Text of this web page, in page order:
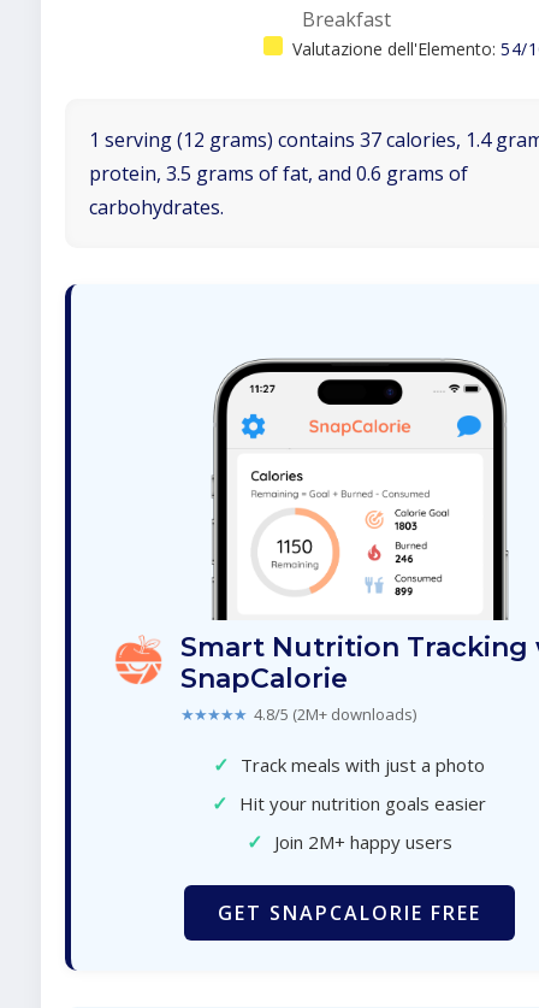
Breakfast
Valutazione dell'Elemento: 54/
1 serving (12 grams) contains 37 calories, 1.4
protein, 3.5 grams of fat, and 0.6 grams of
carbohydrates.
Smart Nutrition Tracking
SnapCalorie
★★★★★ 4.8/5 (2M+ downloads)
✓ Track meals with just a photo
✓ Hit your nutrition goals easier
✓ Join 2M+ happy users
GET SNAPCALORIE FREE